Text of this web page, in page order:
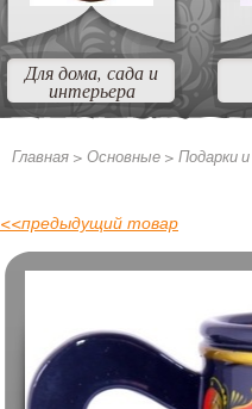
Для дома, сада и
интерьера
Главная > Основные > Подарки
<<предыдущий товар